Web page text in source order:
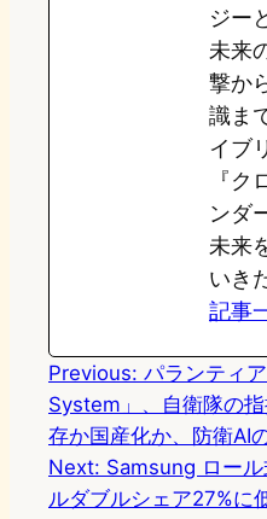
ジー
未来
撃か
識ま
イブ
『
ンダ
未来
いき
記事
Previous: パランティ
System」、自衛隊の
存か国産化か、防衛AI
Next: Samsung ロー
ルダブルシェア27%に